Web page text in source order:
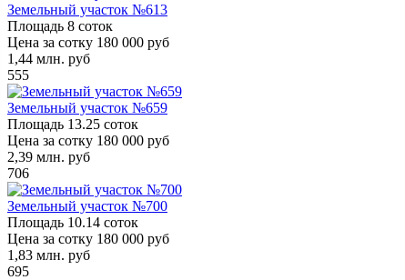
Земельный участок №613
Площадь 8 соток
Цена за сотку 180 000 руб
1,44 млн. руб
555
Земельный участок №659
Площадь 13.25 соток
Цена за сотку 180 000 руб
2,39 млн. руб
706
Земельный участок №700
Площадь 10.14 соток
Цена за сотку 180 000 руб
1,83 млн. руб
695